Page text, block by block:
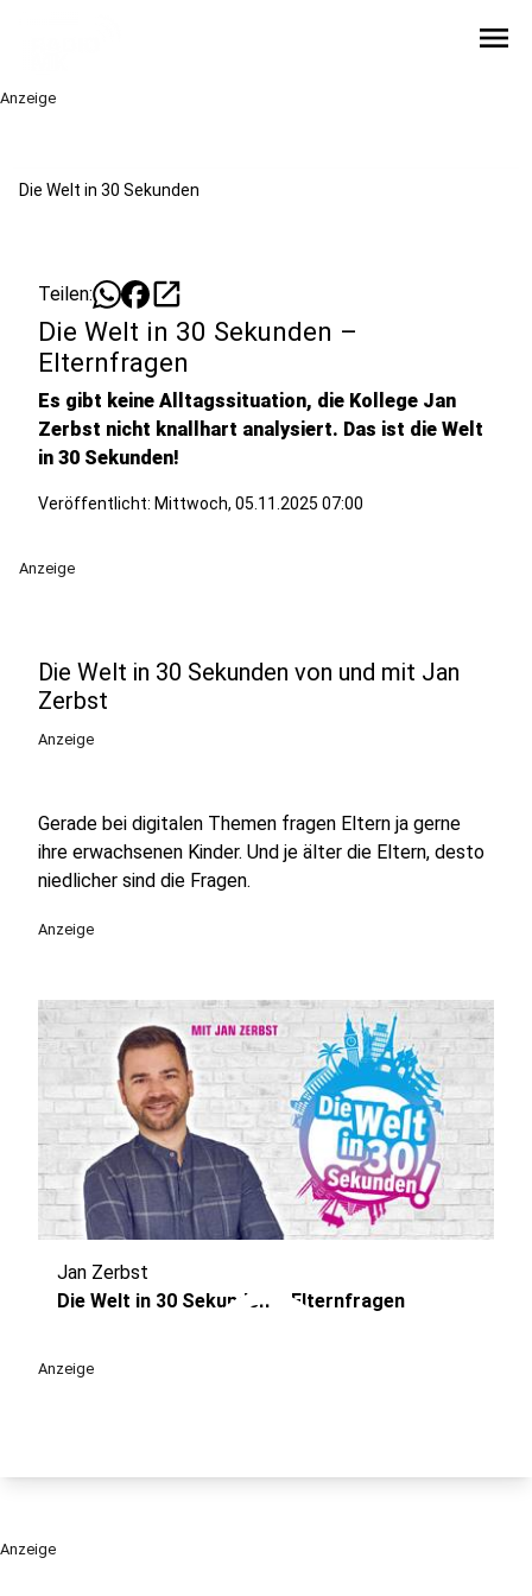
menu
Anzeige
Die Welt in 30 Sekunden
Teilen: open_in_new
Die Welt in 30 Sekunden –
Elternfragen
Es gibt keine Alltagssituation, die Kollege Jan
Zerbst nicht knallhart analysiert. Das ist die Welt
in 30 Sekunden!
Veröffentlicht: Mittwoch, 05.11.2025 07:00
Anzeige
Die Welt in 30 Sekunden von und mit Jan
Zerbst
Anzeige
Gerade bei digitalen Themen fragen Eltern ja gerne
ihre erwachsenen Kinder. Und je älter die Eltern, desto
niedlicher sind die Fragen.
Anzeige
play_circle
Jan Zerbst
Die Welt in 30 Sekunden – Elternfragen
Anzeige
Anzeige